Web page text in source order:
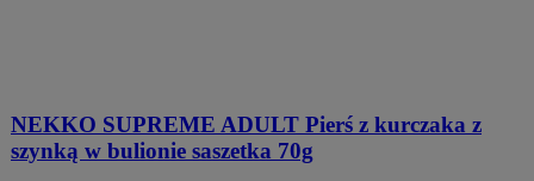
NEKKO SUPREME ADULT Pierś z kurczaka z
szynką w bulionie saszetka 70g